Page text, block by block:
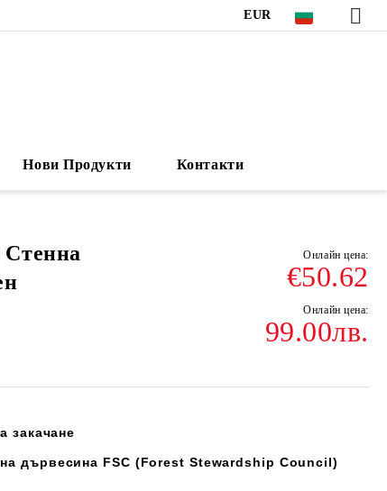
EUR
Нови Продукти Контакти
€50.62
99.00лв.
закачане
дървесина FSC (Forest Stewardship Council)